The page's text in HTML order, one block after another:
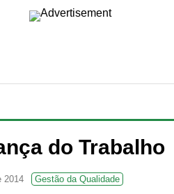
do Trabalho
2014 Gestão da Qualidade